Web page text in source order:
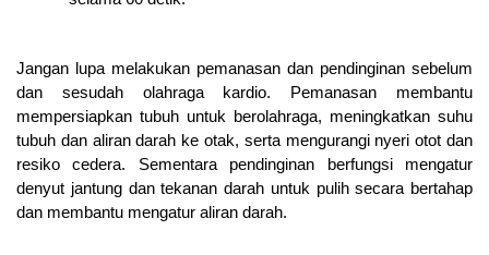
Jangan lupa melakukan pemanasan dan pendinginan sebelum
dan sesudah olahraga kardio. Pemanasan membantu
mempersiapkan tubuh untuk berolahraga, meningkatkan suhu
tubuh dan aliran darah ke otak, serta mengurangi nyeri otot dan
resiko cedera. Sementara pendinginan berfungsi mengatur
denyut jantung dan tekanan darah untuk pulih secara bertahap
dan membantu mengatur aliran darah.